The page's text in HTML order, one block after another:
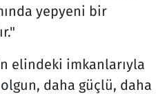
yepyeni bir
elindeki imkanlarıyla
daha güçlü, daha